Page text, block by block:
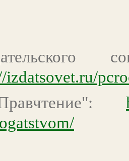
izdatsovet.ru/